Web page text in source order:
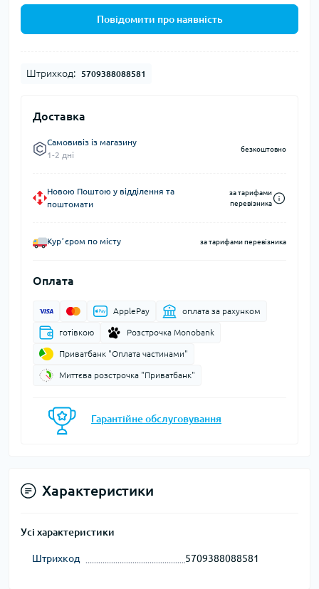
Повідомити про наявність
Штрихкод: 5709388088581
Доставка
Самовивіз із магазину
1-2 дні
безкоштовно
Новою Поштою у відділення та
поштомати
за тарифами
перевізника
Курʼєром по місту за тарифами перевізника
Оплата
ApplePay оплата за рахунком
готівкою Розстрочка Monobank
Приватбанк "Оплата частинами"
Миттєва розстрочка "Приватбанк"
Гарантійне обслуговування
Характеристики
Усі характеристики
Штрихкод 5709388088581